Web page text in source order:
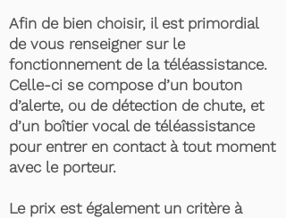
Afin de bien choisir, il est primordial
de vous renseigner sur le
fonctionnement de la téléassistance.
Celle-ci se compose d’un bouton
d’alerte, ou de détection de chute, et
d’un boîtier vocal de téléassistance
pour entrer en contact à tout moment
avec le porteur.
Le prix est également un critère à